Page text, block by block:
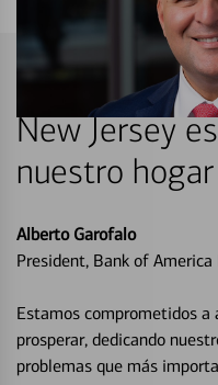
New Jersey
nuestro
Alberto Garofalo
President, Bank of America
Estamos comprometidos a
prosperar, dedicando
problemas que más